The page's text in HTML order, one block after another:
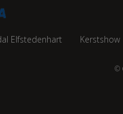
Elfstedenhart Kerstshow
©